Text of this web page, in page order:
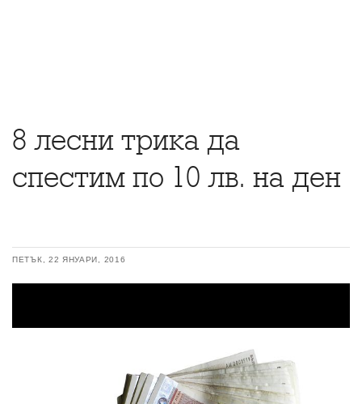
8 лесни трика да
спестим по 10 лв. на ден
ПЕТЪК, 22 ЯНУАРИ, 2016